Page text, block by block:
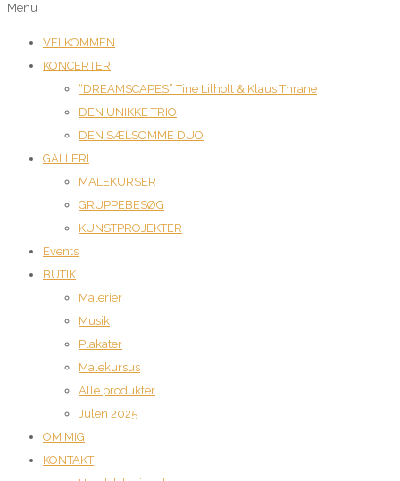
Menu
VELKOMMEN
KONCERTER
“DREAMSCAPES” Tine Lilholt & Klaus Thrane
DEN UNIKKE TRIO
DEN SÆLSOMME DUO
GALLERI
MALEKURSER
GRUPPEBESØG
KUNSTPROJEKTER
Events
BUTIK
Malerier
Musik
Plakater
Malekursus
Alle produkter
Julen 2025
OM MIG
KONTAKT